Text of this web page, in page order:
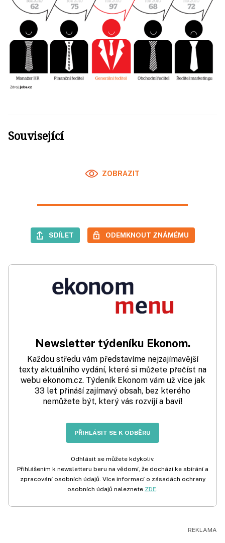
Související
ZOBRAZIT
SDÍLET ODEMKNOUT ZNÁMÉMU
Newsletter týdeníku Ekonom.
Každou středu vám představíme nejzajímavější
texty aktuálního vydání, které si můžete přečíst na
webu ekonom.cz. Týdeník Ekonom vám už více jak
33 let přináší zajímavý obsah, bez kterého
nemůžete být, který vás rozvíjí a baví!
PŘIHLÁSIT SE K ODBĚRU
Odhlásit se můžete kdykoliv.
Přihlášením k newsletteru beru na vědomí, že dochází ke sbírání a
zpracování osobních údajů. Více informací o zásadách ochrany
osobních údajů naleznete ZDE